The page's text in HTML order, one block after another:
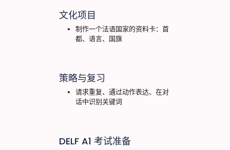
文化项目
制作一个法语国家的资料卡：首
都、语言、国旗
策略与复习
请求重复、通过动作表达、在对
话中识别关键词
DELF A1 考试准备